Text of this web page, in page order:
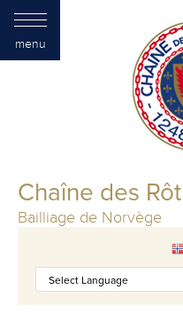
Chaîne des
Bailliage de Norvège
menu